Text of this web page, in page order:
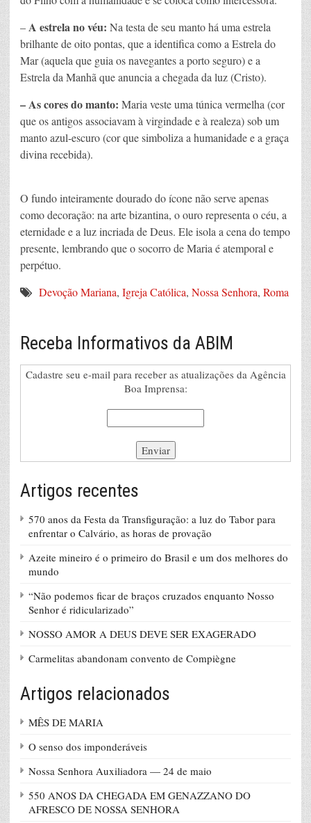
–A estrela no véu: Na testa de seu manto há uma estrela
brilhante de oito pontas, que a identifica como a Estrela do
Mar (aquela que guia os navegantes a porto seguro) e a
Estrela da Manhã que anuncia a chegada da luz (Cristo).
– As cores do manto: Maria veste uma túnica vermelha (cor
que os antigos associavam à virgindade e à realeza) sob um
manto azul-escuro (cor que simboliza a humanidade e a graça
divina recebida).
O fundo inteiramente dourado do ícone não serve apenas
como decoração: na arte bizantina, o ouro representa o céu, a
eternidade e a luz incriada de Deus. Ele isola a cena do tempo
presente, lembrando que o socorro de Maria é atemporal e
perpétuo.
Devoção Mariana, Igreja Católica, Nossa Senhora, Roma
Receba Informativos da ABIM
Cadastre seu e-mail para receber as atualizações da Agência
Boa Imprensa:
Artigos recentes
570 anos da Festa da Transfiguração: a luz do Tabor para
enfrentar o Calvário, as horas de provação
Azeite mineiro é o primeiro do Brasil e um dos melhores do
mundo
“Não podemos ficar de braços cruzados enquanto Nosso
Senhor é ridicularizado”
NOSSO AMOR A DEUS DEVE SER EXAGERADO
Carmelitas abandonam convento de Compiègne
Artigos relacionados
MÊS DE MARIA
O senso dos imponderáveis
Nossa Senhora Auxiliadora — 24 de maio
550 ANOS DA CHEGADA EM GENAZZANO DO
AFRESCO DE NOSSA SENHORA